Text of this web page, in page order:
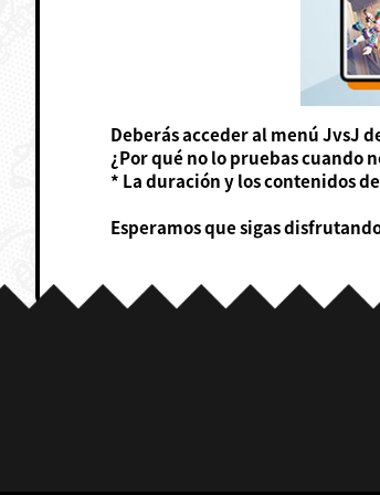
Deberás acceder al menú JvsJ
¿Por qué no lo pruebas cuando
* La duración y los contenidos
Esperamos que sigas